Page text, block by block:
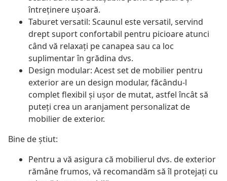
întreținere ușoară.
Taburet versatil: Scaunul este versatil, servind
drept suport confortabil pentru picioare atunci
când vă relaxați pe canapea sau ca loc
suplimentar în grădina dvs.
Design modular: Acest set de mobilier pentru
exterior are un design modular, făcându-l
complet flexibil și ușor de mutat, astfel încât să
puteți crea un aranjament personalizat de
mobilier de exterior.
Bine de știut:
Pentru a vă asigura că mobilierul dvs. de exterior
rămâne frumos, vă recomandăm să îl protejați cu